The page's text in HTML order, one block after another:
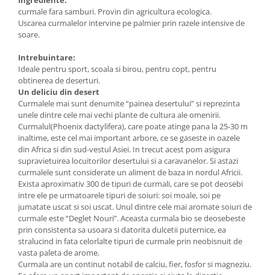
Creme
Bomboane, Caramele si Jeleuri
Biscuiti si napolitane
Zahar si indulcitori
Batoane
Dulciuri bio
Guma de mestecat bio
Snacksuri
Seminte, fructe uscate, samburi
Mixuri, condimente si mirodenii
Mixuri
Condimente
Mirodenii
Maioneza bio
Pesto Bio
Semipreparate
curmale fara samburi. Provin din agricultura ecologica.
Uscarea curmalelor intervine pe palmier prin razele intensive de
soare.
Intrebuintare:
Ideale pentru sport, scoala si birou, pentru copt, pentru
obtinerea de deserturi.
Un deliciu din desert
Curmalele mai sunt denumite “painea desertului” si reprezinta
unele dintre cele mai vechi plante de cultura ale omenirii.
Curmalul(Phoenix dactylifera), care poate atinge pana la 25-30 m
inaltime, este cel mai important arbore, ce se gaseste in oazele
din Africa si din sud-vestul Asiei. In trecut acest pom asigura
supravietuirea locuitorilor desertului si a caravanelor. Si astazi
curmalele sunt considerate un aliment de baza in nordul Africii.
Exista aproximativ 300 de tipuri de curmali, care se pot deosebi
intre ele pe urmatoarele tipuri de soiuri: soi moale, soi pe
jumatate uscat si soi uscat. Unul dintre cele mai aromate soiuri de
curmale este “Deglet Nouri”. Aceasta curmala bio se deosebeste
prin consistenta sa usoara si datorita dulcetii puternice, ea
stralucind in fata celorlalte tipuri de curmale prin neobisnuit de
vasta paleta de arome.
Curmala are un continut notabil de calciu, fier, fosfor si magneziu.